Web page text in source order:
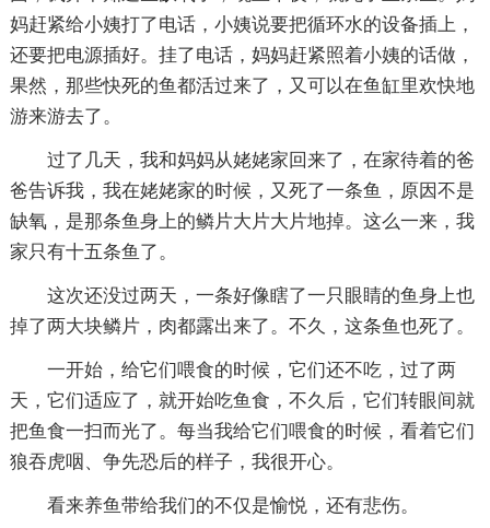
妈赶紧给小姨打了电话，小姨说要把循环水的设备插上，
还要把电源插好。挂了电话，妈妈赶紧照着小姨的话做，
果然，那些快死的鱼都活过来了，又可以在鱼缸里欢快地
游来游去了。
过了几天，我和妈妈从姥姥家回来了，在家待着的爸
爸告诉我，我在姥姥家的时候，又死了一条鱼，原因不是
缺氧，是那条鱼身上的鳞片大片大片地掉。这么一来，我
家只有十五条鱼了。
这次还没过两天，一条好像瞎了一只眼睛的鱼身上也
掉了两大块鳞片，肉都露出来了。不久，这条鱼也死了。
一开始，给它们喂食的时候，它们还不吃，过了两
天，它们适应了，就开始吃鱼食，不久后，它们转眼间就
把鱼食一扫而光了。每当我给它们喂食的时候，看着它们
狼吞虎咽、争先恐后的样子，我很开心。
看来养鱼带给我们的不仅是愉悦，还有悲伤。